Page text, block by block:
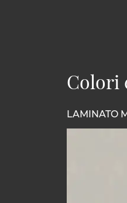
Colori
LAMINATO